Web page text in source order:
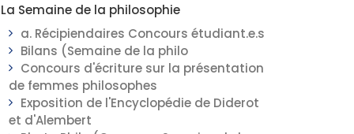
La Semaine de la philosophie
a. Récipiendaires Concours étudiant.e.s
Bilans (Semaine de la philo
Concours d'écriture sur la présentation
de femmes philosophes
Exposition de l'Encyclopédie de Diderot
et d'Alembert